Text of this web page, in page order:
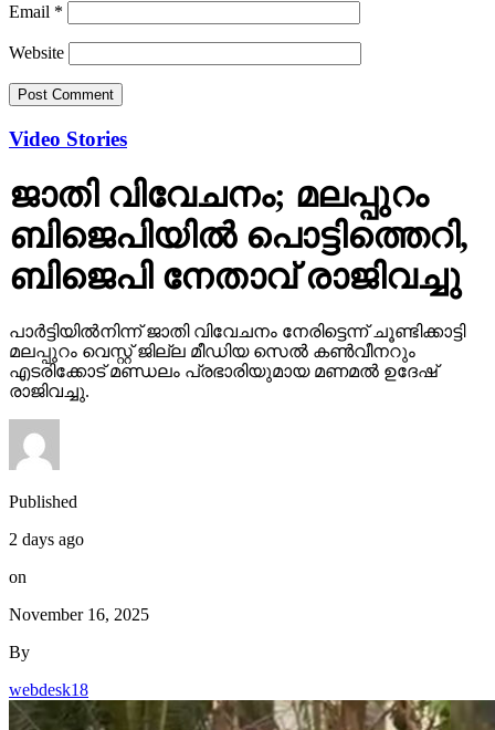
Email *
Website
Video Stories
ജാതി വിവേചനം; മലപ്പുറം
ബിജെപിയില്‍ പൊട്ടിത്തെറി,
ബിജെപി നേതാവ് രാജിവച്ചു
പാര്‍ട്ടിയില്‍നിന്ന് ജാതി വിവേചനം നേരിട്ടെന്ന് ചൂണ്ടിക്കാട്ടി
മലപ്പുറം വെസ്റ്റ് ജില്ല മീഡിയ സെല്‍ കണ്‍വീനറും
എടരിക്കോട് മണ്ഡലം പ്രഭാരിയുമായ മണമല്‍ ഉദേഷ്
രാജിവച്ചു.
Published
2 days ago
on
November 16, 2025
By
webdesk18